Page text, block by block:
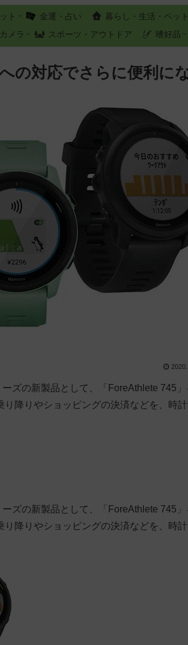
ト 金運・占い 暮らし・生活・ペット
メラ スポーツ・アウトドア 嗜好品
の対応でさらに便利に
ズの新製品として、「ForeAthlete 745」
降りやショッピングの決済などを、時
ズの新製品として、「ForeAthlete 745」
降りやショッピングの決済などを、時